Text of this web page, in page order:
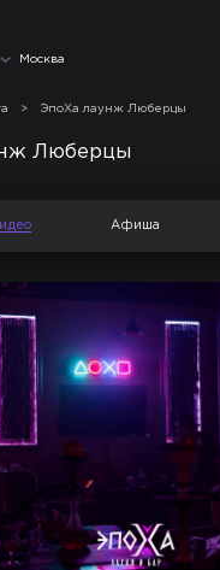
Москва
> ЭпоХа лаунж Люберцы
Люберцы
Афиша